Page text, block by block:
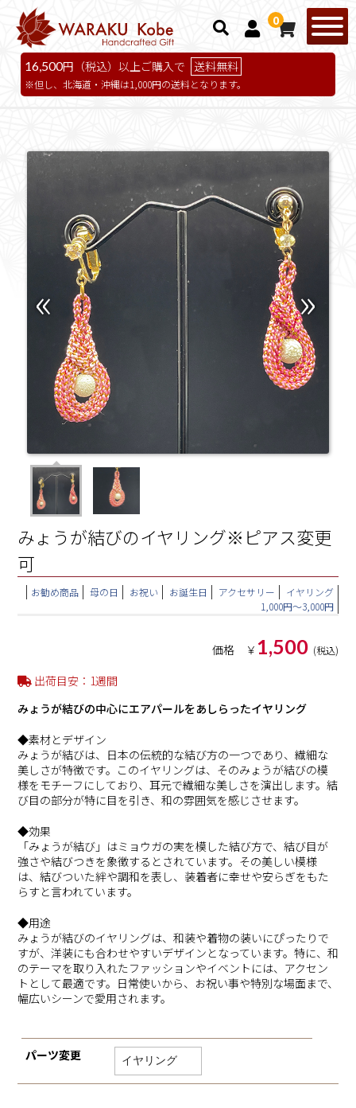
16,500円（税込）以上ご購入で 送料無料
但し、北海道・沖縄は1,000円の送料となります。
0
みょうが結びのイヤリング※ピアス変更
可
お勧め商品 母の日 お祝い お誕生日 アクセサリー
イヤリング
1,000円～3,000円
価格 ￥ 1,500 (税込)
出荷目安：1週間
みょうが結びの中心にエアパールをあしらったイヤリング
◆素材とデザイン
みょうが結びは、日本の伝統的な結び方の一つであり、繊細な
美しさが特徴です。このイヤリングは、そのみょうが結びの模
様をモチーフにしており、耳元で繊細な美しさを演出します。結
び目の部分が特に目を引き、和の雰囲気を感じさせます。
◆効果
「みょうが結び」はミョウガの実を模した結び方で、結び目が
強さや結びつきを象徴するとされています。その美しい模様
は、結びついた絆や調和を表し、装着者に幸せや安らぎをもた
らすと言われています。
◆用途
みょうが結びのイヤリングは、和装や着物の装いにぴったりで
すが、洋装にも合わせやすいデザインとなっています。特に、和
のテーマを取り入れたファッションやイベントには、アクセン
トとして最適です。日常使いから、お祝い事や特別な場面まで、
幅広いシーンで愛用されます。
パーツ変更